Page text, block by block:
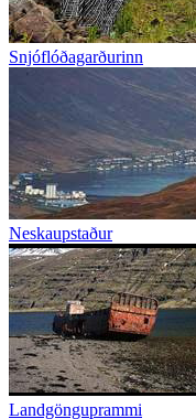
Snjóflóðagarðurinn
Neskaupstaður
Landgönguprammi